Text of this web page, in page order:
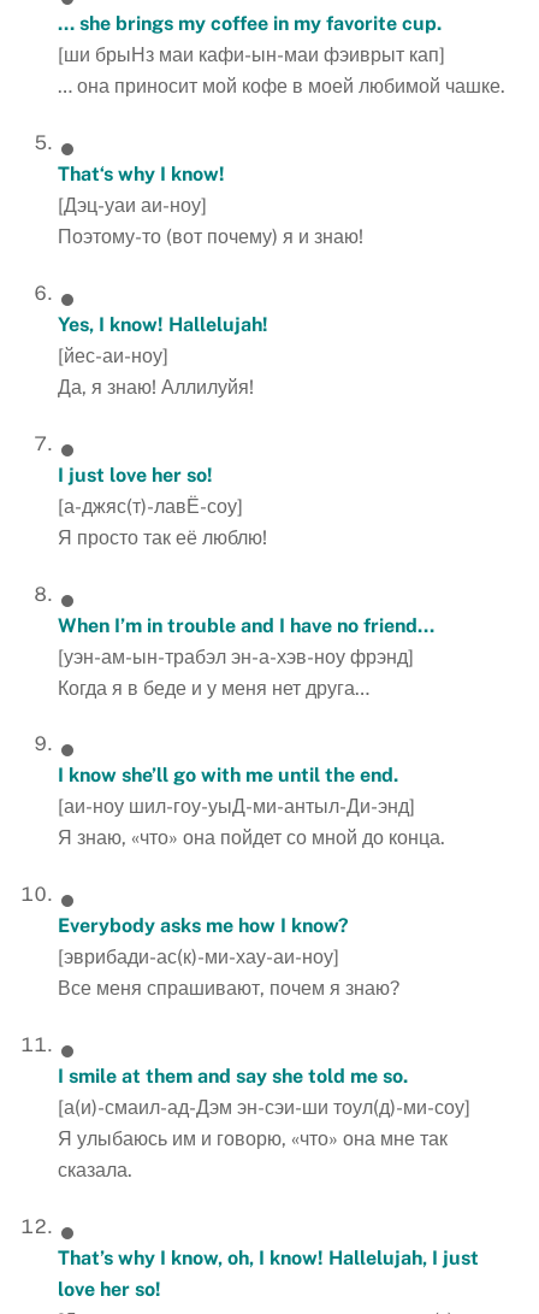
… she brings my coffee in my favorite cup.
[ши брыНз маи кафи-ын-маи фэиврыт кап]
… она приносит мой кофе в моей любимой чашке.
That‘s why I know!
[Дэц-уаи аи-ноу]
Поэтому-то (вот почему) я и знаю!
Yes, I know! Hallelujah!
[йес-аи-ноу]
Да, я знаю! Аллилуйя!
I just love her so!
[а-джяс(т)-лавЁ-соу]
Я просто так её люблю!
When I’m in trouble and I have no friend…
[уэн-ам-ын-трабэл эн-а-хэв-ноу фрэнд]
Когда я в беде и у меня нет друга…
I know she’ll go with me until the end.
[аи-ноу шил-гоу-уыД-ми-антыл-Ди-энд]
Я знаю, «что» она пойдет со мной до конца.
Everybody asks me how I know?
[эврибади-ас(к)-ми-хау-аи-ноу]
Все меня спрашивают, почем я знаю?
I smile at them and say she told me so.
[а(и)-смаил-ад-Дэм эн-сэи-ши тоул(д)-ми-соу]
Я улыбаюсь им и говорю, «что» она мне так
сказала.
That’s why I know, oh, I know! Hallelujah, I just
love her so!